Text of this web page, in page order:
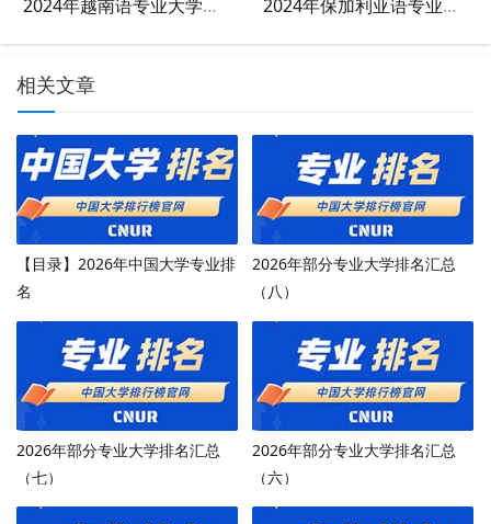
2024年越南语专业大学排名及评级结果 2024年保加利亚语专业大学排名及评级结果
相关文章
【目录】2026年中国大学专业排
名
2026年部分专业大学排名汇总
（八）
2026年部分专业大学排名汇总
（七）
2026年部分专业大学排名汇总
（六）